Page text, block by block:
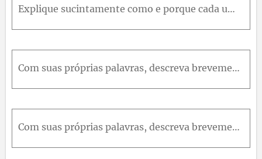
Explique sucintamente como e porque cada um dos seguintes fatores influencia o módulo em tração de um polímero semicristalinoPeso molecular Grau de cristalinidade Deformação por desenho Recozimento de
Com suas próprias palavras, descreva brevemente o fenômeno da viscoelasticidade. A explicação da viscoelasticidade é dada na Seção 15.4.Para alguns polímeros viscoelásticos submetidos a ensaios de rel
Com suas próprias palavras, descreva brevemente o fenômeno da viscoelasticidade. A explicação da viscoelasticidade é dada na Seção 15.4.Com base nas curvas da Figura 15.5, esboce gráficos deformação-t